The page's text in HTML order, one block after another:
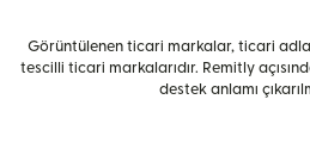
Görüntülenen ticari markalar, ticari
tescilli ticari markalarıdır. Remitly
destek anlamı